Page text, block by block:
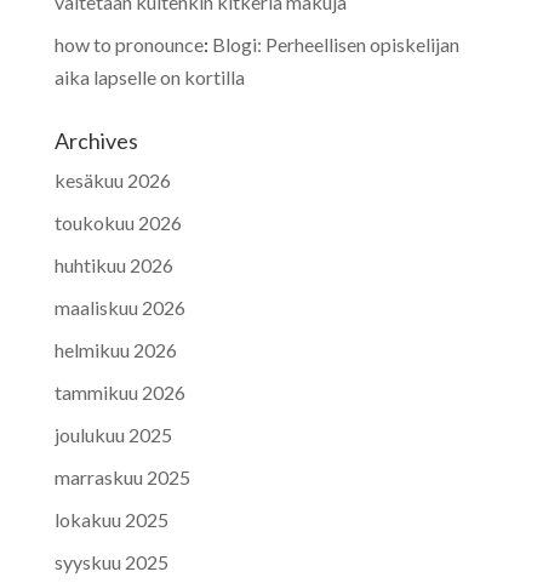
how to pronounce: Blogi: Perheellisen opiskelijan
aika lapselle on kortilla
Archives
kesäkuu 2026
toukokuu 2026
huhtikuu 2026
maaliskuu 2026
helmikuu 2026
tammikuu 2026
joulukuu 2025
marraskuu 2025
lokakuu 2025
syyskuu 2025